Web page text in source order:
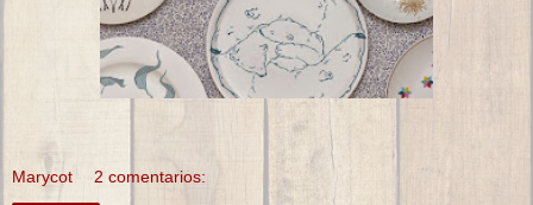
Marycot 2 comentarios: